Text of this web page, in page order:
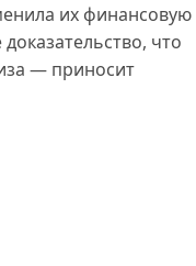
их финансовую
что
— приносит